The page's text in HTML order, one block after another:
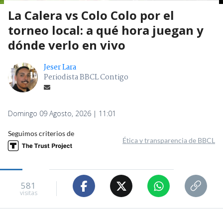
La Calera vs Colo Colo por el
torneo local: a qué hora juegan y
dónde verlo en vivo
Jeser Lara
Periodista BBCL Contigo
Domingo 09 Agosto, 2026 | 11:01
Seguimos criterios de
Ética y transparencia de BBCL
581
visitas